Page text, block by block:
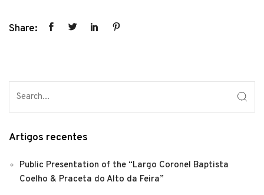
Share:
Artigos recentes
Public Presentation of the “Largo Coronel Baptista
Coelho & Praceta do Alto da Feira”